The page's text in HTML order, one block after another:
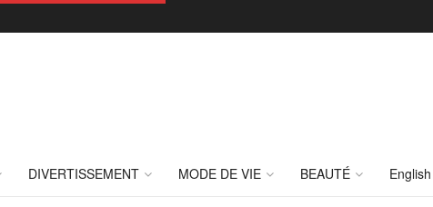
DIVERTISSEMENT MODE DE VIE BEAUTÉ